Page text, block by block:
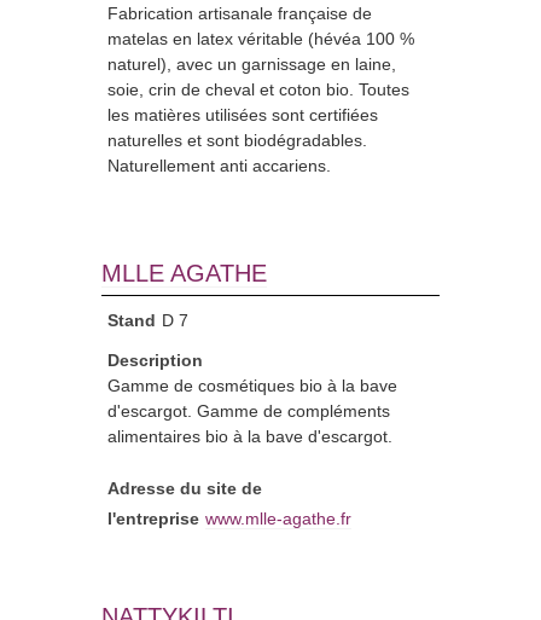
Fabrication artisanale française de
matelas en latex véritable (hévéa 100 %
naturel), avec un garnissage en laine,
soie, crin de cheval et coton bio. Toutes
les matières utilisées sont certifiées
naturelles et sont biodégradables.
Naturellement anti accariens.
MLLE AGATHE
Stand D 7
Description
Gamme de cosmétiques bio à la bave
d'escargot. Gamme de compléments
alimentaires bio à la bave d'escargot.
Adresse du site de
l'entreprise www.mlle-agathe.fr